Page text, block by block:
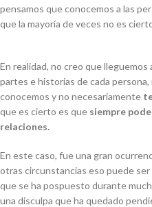
pensamos que conocemos a las
que la mayoría de veces no es
En realidad, no creo que lleguemos
partes e historias de cada persona,
conocemos y no necesariamente
que es cierto es que siempre
relaciones.
En este caso, fue una gran
otras circunstancias eso puede
que se ha pospuesto durante
una disculpa que ha quedado